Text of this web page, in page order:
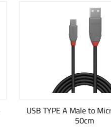
USB TYPE A Male to
50cm